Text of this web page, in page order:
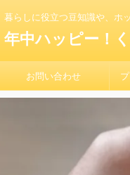
暮らしに役立つ豆知識や、ホ
年中ハッピー！
お問い合わせ